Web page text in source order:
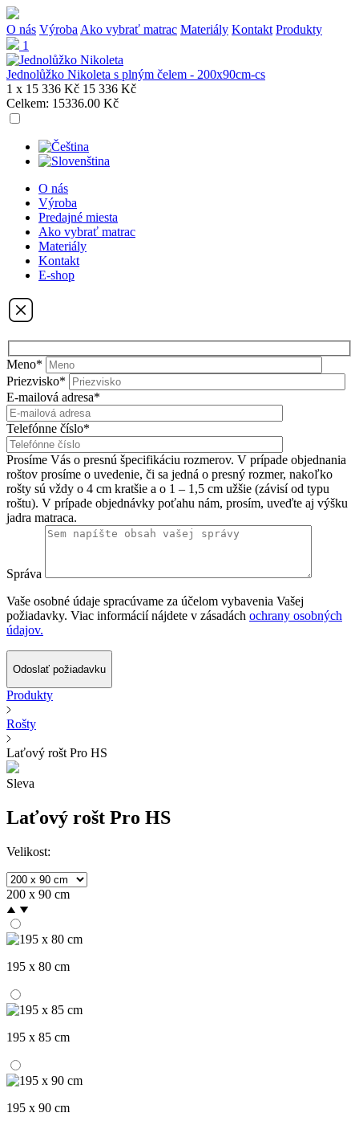
O nás Výroba Ako vybrať matrac Materiály Kontakt Produkty
1
Jednolůžko Nikoleta s plným čelem - 200x90cm-cs
1 x 15 336 Kč 15 336 Kč
Celkem: 15336.00 Kč
O nás
Výroba
Predajné miesta
Ako vybrať matrac
Materiály
Kontakt
E-shop
Meno*
Priezvisko*
E-mailová adresa*
Telefónne číslo*
Prosíme Vás o presnú špecifikáciu rozmerov. V prípade objednania
roštov prosíme o uvedenie, či sa jedná o presný rozmer, nakoľko
rošty sú vždy o 4 cm kratšie a o 1 – 1,5 cm užšie (závisí od typu
roštu). V prípade objednávky poťahu nám, prosím, uveďte aj výšku
jadra matraca.
Správa
Vaše osobné údaje spracúvame za účelom vybavenia Vašej
požiadavky. Viac informácií nájdete v zásadách ochrany osobných
údajov.
Odoslať požiadavku
Produkty
Rošty
Laťový rošt Pro HS
Sleva
Laťový rošt Pro HS
Velikost:
200 x 90 cm
195 x 80 cm
195 x 85 cm
195 x 90 cm